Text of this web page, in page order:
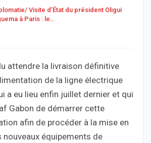
Visite d’État du président Oligui
à Paris : le…
attendre la livraison définitive
de la ligne électrique
a eu lieu enfin juillet dernier et qui
Gabon de démarrer cette
afin de procéder à la mise en
équipements de